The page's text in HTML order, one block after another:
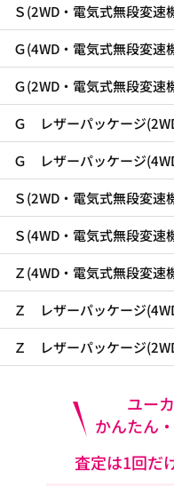
Ｓ(2WD・電気式無段変速
Ｇ(4WD・電気式無段変速
Ｇ(2WD・電気式無段変速
Ｇ レザーパッケージ
Ｇ レザーパッケージ
Ｓ(2WD・電気式無段変速
Ｓ(4WD・電気式無段変速
Ｚ(4WD・電気式無段変速
Ｚ レザーパッケージ
Ｚ レザーパッケージ
ユー
かんたん
査定は1回だ